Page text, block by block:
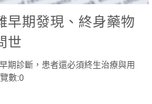
早期發現、終身藥物
世
期診斷，患者還必須終生治療與用
數:0